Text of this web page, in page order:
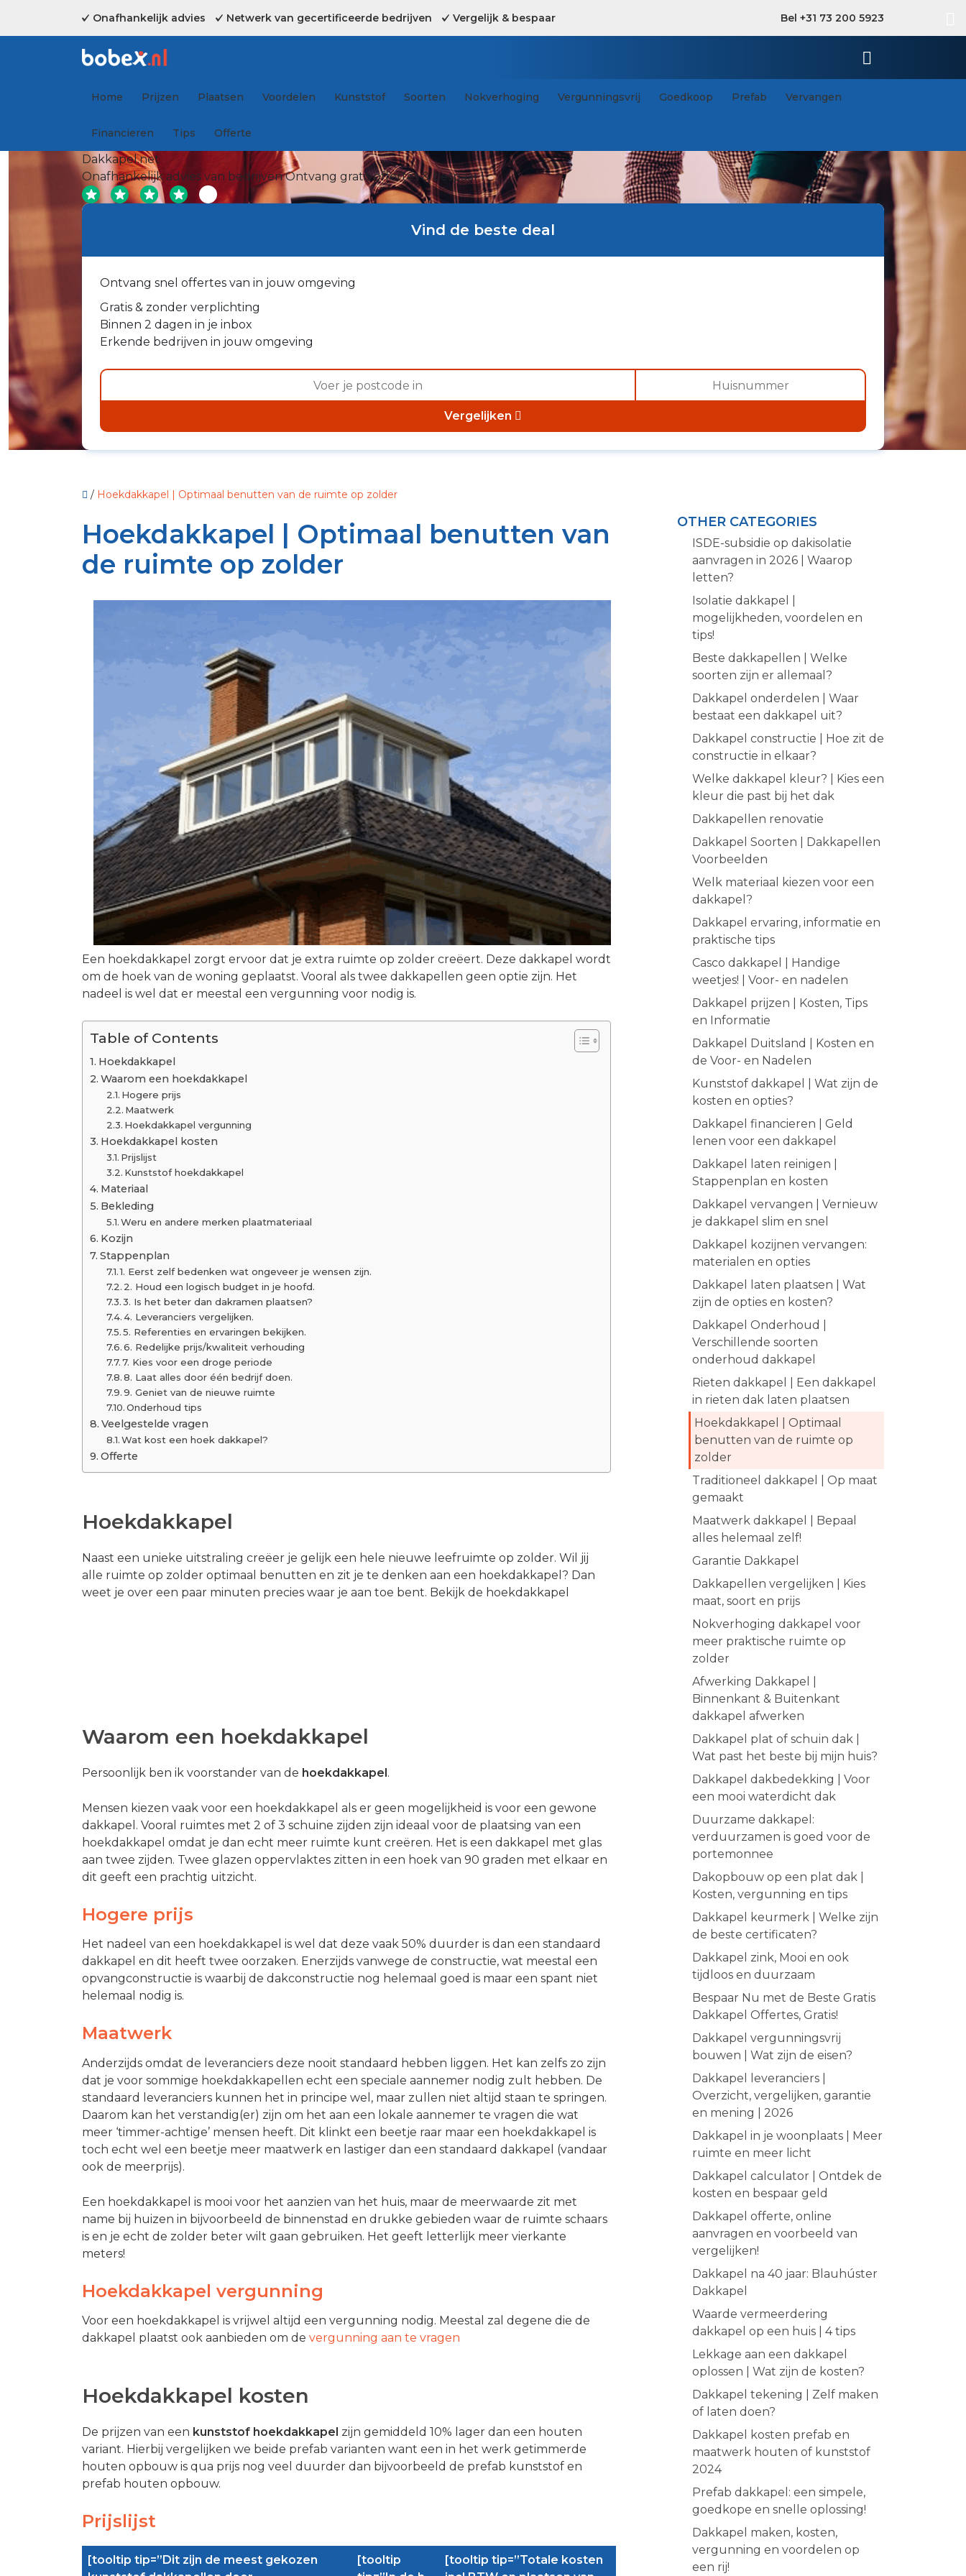
Onafhankelijk advies Netwerk van gecertificeerde bedrijven Vergelijk & bespaar Bel +31 73 200 5923
Home Prijzen Plaatsen Voordelen Kunststof Soorten Nokverhoging Vergunningsvrij Goedkoop Prefab Vervangen
Financieren Tips Offerte
Dakkapel.net
Onafhankelijk advies van bedrijvenOntvang gratis offertes & bespaar !
Vind de beste deal
Ontvang snel offertes van in jouw omgeving
Gratis & zonder verplichting
Binnen 2 dagen in je inbox
Erkende bedrijven in jouw omgeving
Vergelijken
/ Hoekdakkapel | Optimaal benutten van de ruimte op zolder
Hoekdakkapel | Optimaal benutten van
de ruimte op zolder
Een hoekdakkapel zorgt ervoor dat je extra ruimte op zolder creëert. Deze dakkapel wordt
om de hoek van de woning geplaatst. Vooral als twee dakkapellen geen optie zijn. Het
nadeel is wel dat er meestal een vergunning voor nodig is.
Table of Contents
Hoekdakkapel
Waarom een hoekdakkapel
Hogere prijs
Maatwerk
Hoekdakkapel vergunning
Hoekdakkapel kosten
Prijslijst
Kunststof hoekdakkapel
Materiaal
Bekleding
Weru en andere merken plaatmateriaal
Kozijn
Stappenplan
1. Eerst zelf bedenken wat ongeveer je wensen zijn.
2. Houd een logisch budget in je hoofd.
3. Is het beter dan dakramen plaatsen?
4. Leveranciers vergelijken.
5. Referenties en ervaringen bekijken.
6. Redelijke prijs/kwaliteit verhouding
7. Kies voor een droge periode
8. Laat alles door één bedrijf doen.
9. Geniet van de nieuwe ruimte
Onderhoud tips
Veelgestelde vragen
Wat kost een hoek dakkapel?
Offerte
Hoekdakkapel
Naast een unieke uitstraling creëer je gelijk een hele nieuwe leefruimte op zolder. Wil jij
alle ruimte op zolder optimaal benutten en zit je te denken aan een hoekdakkapel? Dan
weet je over een paar minuten precies waar je aan toe bent. Bekijk de hoekdakkapel
Waarom een hoekdakkapel
Persoonlijk ben ik voorstander van de hoekdakkapel.
Mensen kiezen vaak voor een hoekdakkapel als er geen mogelijkheid is voor een gewone
dakkapel. Vooral ruimtes met 2 of 3 schuine zijden zijn ideaal voor de plaatsing van een
hoekdakkapel omdat je dan echt meer ruimte kunt creëren. Het is een dakkapel met glas
aan twee zijden. Twee glazen oppervlaktes zitten in een hoek van 90 graden met elkaar en
dit geeft een prachtig uitzicht.
Hogere prijs
Het nadeel van een hoekdakkapel is wel dat deze vaak 50% duurder is dan een standaard
dakkapel en dit heeft twee oorzaken. Enerzijds vanwege de constructie, wat meestal een
opvangconstructie is waarbij de dakconstructie nog helemaal goed is maar een spant niet
helemaal nodig is.
Maatwerk
Anderzijds omdat de leveranciers deze nooit standaard hebben liggen. Het kan zelfs zo zijn
dat je voor sommige hoekdakkapellen echt een speciale aannemer nodig zult hebben. De
standaard leveranciers kunnen het in principe wel, maar zullen niet altijd staan te springen.
Daarom kan het verstandig(er) zijn om het aan een lokale aannemer te vragen die wat
meer ‘timmer-achtige’ mensen heeft. Dit klinkt een beetje raar maar een hoekdakkapel is
toch echt wel een beetje meer maatwerk en lastiger dan een standaard dakkapel (vandaar
ook de meerprijs).
Een hoekdakkapel is mooi voor het aanzien van het huis, maar de meerwaarde zit met
name bij huizen in bijvoorbeeld de binnenstad en drukke gebieden waar de ruimte schaars
is en je echt de zolder beter wilt gaan gebruiken. Het geeft letterlijk meer vierkante
meters!
Hoekdakkapel vergunning
Voor een hoekdakkapel is vrijwel altijd een vergunning nodig. Meestal zal degene die de
dakkapel plaatst ook aanbieden om de vergunning aan te vragen
Hoekdakkapel kosten
De prijzen van een kunststof hoekdakkapel zijn gemiddeld 10% lager dan een houten
variant. Hierbij vergelijken we beide prefab varianten want een in het werk getimmerde
houten opbouw is qua prijs nog veel duurder dan bijvoorbeeld de prefab kunststof en
prefab houten opbouw.
Prijslijst
[tooltip tip=”Dit zijn de meest gekozen
[tooltip
[tooltip tip=”Totale kosten
OTHER CATEGORIES
ISDE-subsidie op dakisolatie
aanvragen in 2026 | Waarop
letten?
Isolatie dakkapel |
mogelijkheden, voordelen en
tips!
Beste dakkapellen | Welke
soorten zijn er allemaal?
Dakkapel onderdelen | Waar
bestaat een dakkapel uit?
Dakkapel constructie | Hoe zit de
constructie in elkaar?
Welke dakkapel kleur? | Kies een
kleur die past bij het dak
Dakkapellen renovatie
Dakkapel Soorten | Dakkapellen
Voorbeelden
Welk materiaal kiezen voor een
dakkapel?
Dakkapel ervaring, informatie en
praktische tips
Casco dakkapel | Handige
weetjes! | Voor- en nadelen
Dakkapel prijzen | Kosten, Tips
en Informatie
Dakkapel Duitsland | Kosten en
de Voor- en Nadelen
Kunststof dakkapel | Wat zijn de
kosten en opties?
Dakkapel financieren | Geld
lenen voor een dakkapel
Dakkapel laten reinigen |
Stappenplan en kosten
Dakkapel vervangen | Vernieuw
je dakkapel slim en snel
Dakkapel kozijnen vervangen:
materialen en opties
Dakkapel laten plaatsen | Wat
zijn de opties en kosten?
Dakkapel Onderhoud |
Verschillende soorten
onderhoud dakkapel
Rieten dakkapel | Een dakkapel
in rieten dak laten plaatsen
Hoekdakkapel | Optimaal
benutten van de ruimte op
zolder
Traditioneel dakkapel | Op maat
gemaakt
Maatwerk dakkapel | Bepaal
alles helemaal zelf!
Garantie Dakkapel
Dakkapellen vergelijken | Kies
maat, soort en prijs
Nokverhoging dakkapel voor
meer praktische ruimte op
zolder
Afwerking Dakkapel |
Binnenkant & Buitenkant
dakkapel afwerken
Dakkapel plat of schuin dak |
Wat past het beste bij mijn huis?
Dakkapel dakbedekking | Voor
een mooi waterdicht dak
Duurzame dakkapel:
verduurzamen is goed voor de
portemonnee
Dakopbouw op een plat dak |
Kosten, vergunning en tips
Dakkapel keurmerk | Welke zijn
de beste certificaten?
Dakkapel zink, Mooi en ook
tijdloos en duurzaam
Bespaar Nu met de Beste Gratis
Dakkapel Offertes, Gratis!
Dakkapel vergunningsvrij
bouwen | Wat zijn de eisen?
Dakkapel leveranciers |
Overzicht, vergelijken, garantie
en mening | 2026
Dakkapel in je woonplaats | Meer
ruimte en meer licht
Dakkapel calculator | Ontdek de
kosten en bespaar geld
Dakkapel offerte, online
aanvragen en voorbeeld van
vergelijken!
Dakkapel na 40 jaar: Blauhúster
Dakkapel
Waarde vermeerdering
dakkapel op een huis | 4 tips
Lekkage aan een dakkapel
oplossen | Wat zijn de kosten?
Dakkapel tekening | Zelf maken
of laten doen?
Dakkapel kosten prefab en
maatwerk houten of kunststof
2024
Prefab dakkapel: een simpele,
goedkope en snelle oplossing!
Dakkapel maken, kosten,
vergunning en voordelen op
een rij!